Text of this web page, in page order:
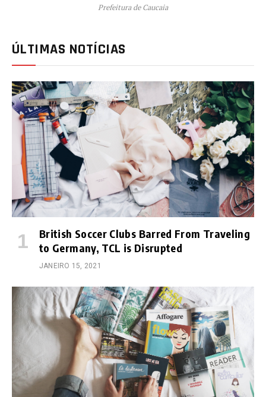
Prefeitura de Caucaia
ÚLTIMAS NOTÍCIAS
British Soccer Clubs Barred From Traveling
to Germany, TCL is Disrupted
JANEIRO 15, 2021